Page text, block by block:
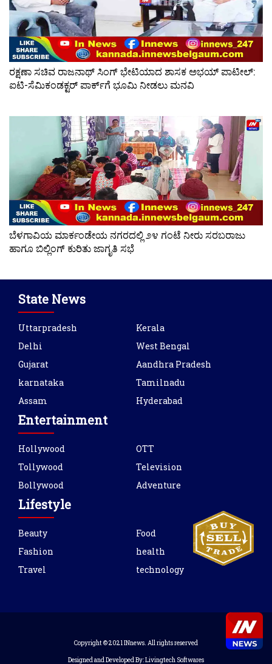
ರಕ್ಷಣಾ ಸಚಿವ ರಾಜನಾಥ್ ಸಿಂಗ್ ಭೇಟಿಯಾದ ಶಾಸಕ ಅಭಯ್ ಪಾಟೀಲ್:
ಐಟಿ-ಸೆಮಿಕಂಡಕ್ಟರ್ ಪಾರ್ಕ್‌ಗೆ ಭೂಮಿ ನೀಡಲು ಮನವಿ
ಬೆಳಗಾವಿಯ ಮಾರ್ಕಂಡೇಯ ನಗರದಲ್ಲಿ ೨೪ ಗಂಟೆ ನೀರು ಸರಬರಾಜು
ಹಾಗೂ ಬಿಲ್ಲಿಂಗ್ ಕುರಿತು ಜಾಗೃತಿ ಸಭೆ
State News
Uttarpradesh
Delhi
Gujarat
karnataka
Assam
Kerala
West Bengal
Aandhra Pradesh
Tamilnadu
Hyderabad
Entertainment
Hollywood
Tollywood
Bollywood
OTT
Television
Adventure
Lifestyle
Beauty
Fashion
Travel
Food
health
technology
Copyright © 2021 INnews. All rights reserved
Designed and Developed By:Livingtech Softwares